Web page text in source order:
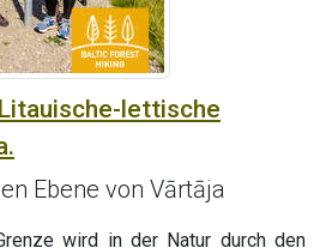
lettische
Ebene von Vārtāja
wird in der Natur durch den